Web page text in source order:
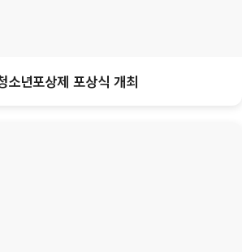
년포상제 포상식 개최